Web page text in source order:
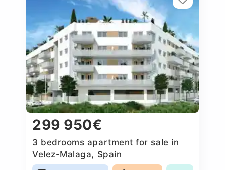
299 950€
3 bedrooms apartment for sale in
Velez-Malaga, Spain